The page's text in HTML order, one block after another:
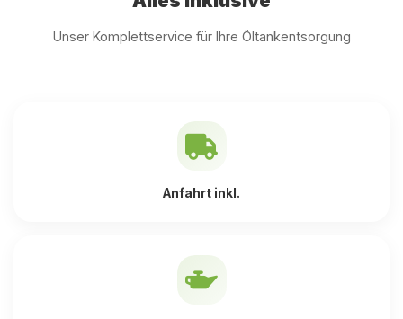
Unser Komplettservice für Ihre Öltankentsorgung
Anfahrt inkl.